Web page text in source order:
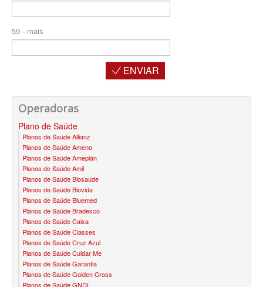
ÚNICA PLANO DE SAÚDE SÊNIOR
PLANO DE SAÚDE ALLIANZ
PLANO DE SAÚDE AMENO
PLANO DE SAÚDE AMIL
PLANO DE SAÚDE BIOSAÚDE
PLANO DE SAÚDE BIOVIDA
PLANO DE SAÚDE BLUEMED
59 - mais
ENVIAR
Operadoras
Plano de Saúde
Planos de Saúde Allianz
Planos de Saúde Ameno
Planos de Saúde Ameplan
Planos de Saúde Amil
Planos de Saúde Biosaúde
Planos de Saúde Biovida
Planos de Saúde Bluemed
Planos de Saúde Bradesco
Planos de Saúde Caixa
Planos de Saúde Classes
Planos de Saúde Cruz Azul
Planos de Saúde Cuidar Me
Planos de Saúde Garantia
Planos de Saúde Golden Cross
Planos de Saúde GNDI